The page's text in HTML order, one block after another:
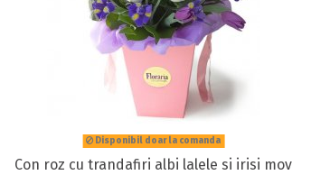
Disponibil doar la comanda
Con roz cu trandafiri albi lalele si irisi mov